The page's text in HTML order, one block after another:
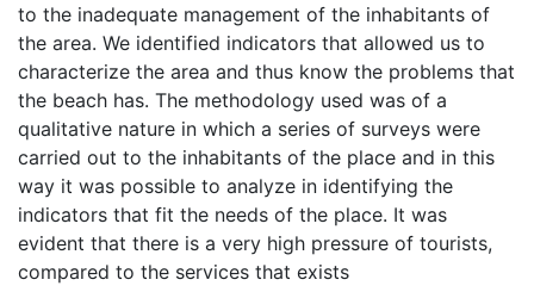
to the inadequate management of the inhabitants of
the area. We identified indicators that allowed us to
characterize the area and thus know the problems that
the beach has. The methodology used was of a
qualitative nature in which a series of surveys were
carried out to the inhabitants of the place and in this
way it was possible to analyze in identifying the
indicators that fit the needs of the place. It was
evident that there is a very high pressure of tourists,
compared to the services that exists